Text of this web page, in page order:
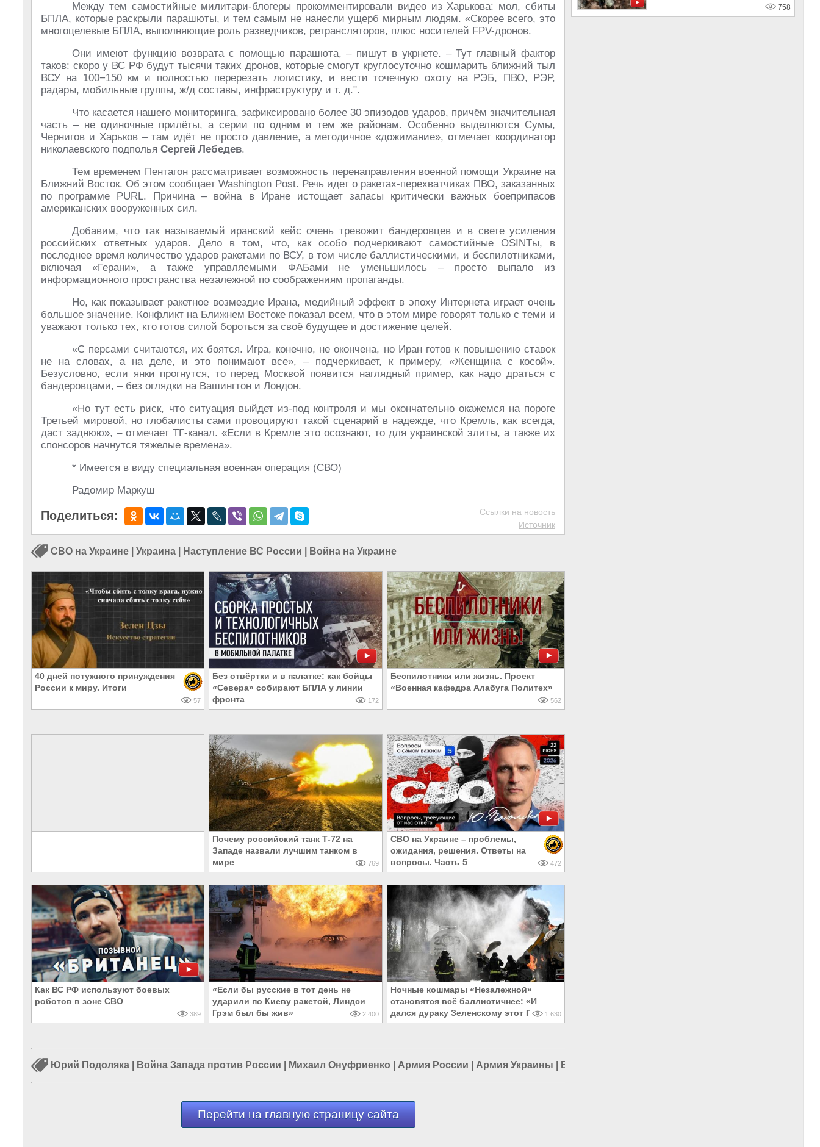
Между тем самостийные милитари-блогеры прокомментировали видео из Харькова: мол, сбиты
БПЛА, которые раскрыли парашюты, и тем самым не нанесли ущерб мирным людям. «Скорее всего, это
многоцелевые БПЛА, выполняющие роль разведчиков, ретрансляторов, плюс носителей FPV-дронов.
Они имеют функцию возврата с помощью парашюта, – пишут в укрнете. – Тут главный фактор
таков: скоро у ВС РФ будут тысячи таких дронов, которые смогут круглосуточно кошмарить ближний тыл
ВСУ на 100−150 км и полностью перерезать логистику, и вести точечную охоту на РЭБ, ПВО, РЭР,
радары, мобильные группы, ж/д составы, инфраструктуру и т. д.".
Что касается нашего мониторинга, зафиксировано более 30 эпизодов ударов, причём значительная
часть – не одиночные прилёты, а серии по одним и тем же районам. Особенно выделяются Сумы,
Чернигов и Харьков – там идёт не просто давление, а методичное «дожимание», отмечает координатор
николаевского подполья Сергей Лебедев.
Тем временем Пентагон рассматривает возможность перенаправления военной помощи Украине на
Ближний Восток. Об этом сообщает Washington Post. Речь идет о ракетах-перехватчиках ПВО, заказанных
по программе PURL. Причина – война в Иране истощает запасы критически важных боеприпасов
американских вооруженных сил.
Добавим, что так называемый иранский кейс очень тревожит бандеровцев и в свете усиления
российских ответных ударов. Дело в том, что, как особо подчеркивают самостийные OSINTы, в
последнее время количество ударов ракетами по ВСУ, в том числе баллистическими, и беспилотниками,
включая «Герани», а также управляемыми ФАБами не уменьшилось – просто выпало из
информационного пространства незалежной по соображениям пропаганды.
Но, как показывает ракетное возмездие Ирана, медийный эффект в эпоху Интернета играет очень
большое значение. Конфликт на Ближнем Востоке показал всем, что в этом мире говорят только с теми и
уважают только тех, кто готов силой бороться за своё будущее и достижение целей.
«С персами считаются, их боятся. Игра, конечно, не окончена, но Иран готов к повышению ставок
не на словах, а на деле, и это понимают все», – подчеркивает, к примеру, «Женщина с косой».
Безусловно, если янки прогнутся, то перед Москвой появится наглядный пример, как надо драться с
бандеровцами, – без оглядки на Вашингтон и Лондон.
«Но тут есть риск, что ситуация выйдет из-под контроля и мы окончательно окажемся на пороге
Третьей мировой, но глобалисты сами провоцируют такой сценарий в надежде, что Кремль, как всегда,
даст заднюю», – отмечает ТГ-канал. «Если в Кремле это осознают, то для украинской элиты, а также их
спонсоров начнутся тяжелые времена».
* Имеется в виду специальная военная операция (СВО)
Радомир Маркуш
Поделиться:
Ссылки на новость
Источник
СВО на Украине Украина Наступление ВС России Война на Украине
40 дней потужного принуждения
России к миру. Итоги
57
Без отвёртки и в палатке: как бойцы
«Севера» собирают БПЛА у линии
фронта
172
Беспилотники или жизнь. Проект
«Военная кафедра Алабуга Политех»
562
Почему российский танк Т-72 на
Западе назвали лучшим танком в
мире
769
СВО на Украине – проблемы,
ожидания, решения. Ответы на
вопросы. Часть 5
472
Как ВС РФ используют боевых
роботов в зоне СВО
389
«Если бы русские в тот день не
ударили по Киеву ракетой, Линдси
Грэм был бы жив»
2 400
Ночные кошмары «Незалежной»
становятся всё баллистичнее: «И
дался дураку Зеленскому этот Питер!»
1 630
Юрий Подоляка Война Запада против России Михаил Онуфриенко Армия России Армия Украины Война в Новороссии
Перейти на главную страницу сайта
758